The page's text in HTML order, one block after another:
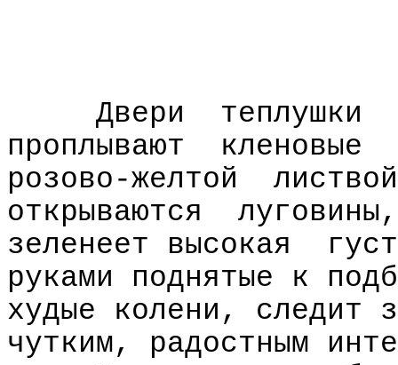
Двери
теплушки
проплывают
кленовые
розово-желтой
открываются
луговины,
зеленеет высокая
руками поднятые к
худые колени, следит
чутким, радостным